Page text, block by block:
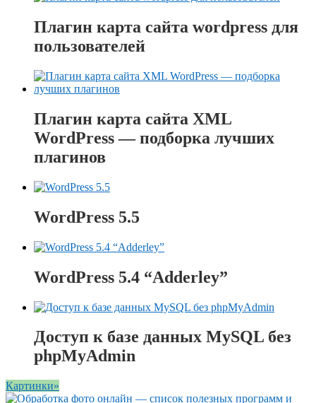
Плагин карта сайта wordpress для
пользователей
Плагин карта сайта XML
WordPress — подборка лучших
плагинов
WordPress 5.5
WordPress 5.4 “Adderley”
Доступ к базе данных MySQL без
phpMyAdmin
Картинки»